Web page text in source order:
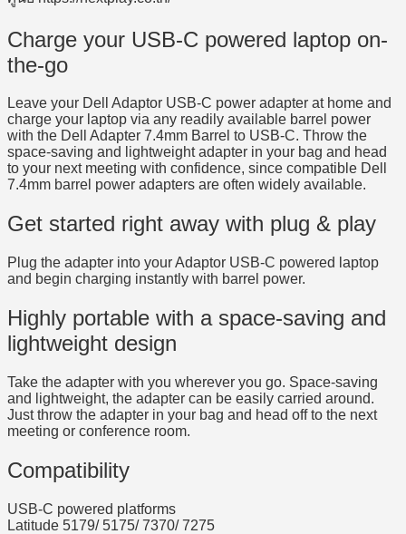
Charge your USB-C powered laptop on-
the-go
Leave your Dell Adaptor USB-C power adapter at home and
charge your laptop via any readily available barrel power
with the Dell Adapter 7.4mm Barrel to USB-C. Throw the
space-saving and lightweight adapter in your bag and head
to your next meeting with confidence, since compatible Dell
7.4mm barrel power adapters are often widely available.
Get started right away with plug & play
Plug the adapter into your Adaptor USB-C powered laptop
and begin charging instantly with barrel power.
Highly portable with a space-saving and
lightweight design
Take the adapter with you wherever you go. Space-saving
and lightweight, the adapter can be easily carried around.
Just throw the adapter in your bag and head off to the next
meeting or conference room.
Compatibility
USB-C powered platforms
Latitude 5179/ 5175/ 7370/ 7275